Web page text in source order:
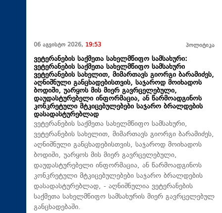
06 აგვისტო 2026, 19:53 პოლიტიკა
ვეტერანების საქმეთა სახელმწიფო სამსახური:
ვეტერანების საქმეთა სახელმწიფო სამსახური
ვეტერანების სახელით, მიმართავს გიორგი ბარამიძეს,
აღნიშნული განცხადებისთვის, საჯაროდ მოიხადოს
ბოდიში, უარყოს მის მიერ გავრცელებული,
დაუდასტურებელი ინფორმაცია, ან წარმოადგინოს
კონკრეტული მტკიცებულებები საჯარო ბრალდების
დასადასტურებლად
ვეტერანების საქმეთა სახელმწიფო სამსახური,
ვეტერანების სახელით, მიმართავს გიორგი ბარამიძეს,
აღნიშნული განცხადებისთვის, საჯაროდ მოიხადოს
ბოდიში, უარყოს მის მიერ გავრცელებული,
დაუდასტურებელი ინფორმაცია, ან წარმოადგინოს
კონკრეტული მტკიცებულებები საჯარო ბრალდების
დასადასტურებლად, - აღნიშნულია ვეტერანების
საქმეთა სახელმწიფო სამსახურის მიერ გავრცელებულ
განცხადებაში.